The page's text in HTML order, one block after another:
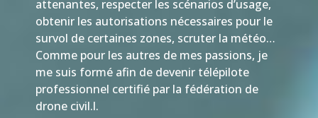
attenantes, respecter les scénarios d’usage,
obtenir les autorisations nécessaires pour le
survol de certaines zones, scruter la météo…
Comme pour les autres de mes passions, je
me suis formé afin de devenir télépilote
professionnel certifié par la fédération de
drone civil.l.